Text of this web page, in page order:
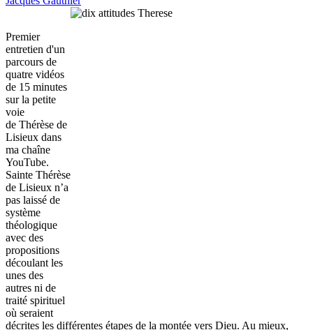
Premier
entretien d'un
parcours de
quatre vidéos
de 15 minutes
sur la petite
voie
de Thérèse de
Lisieux dans
ma chaîne
YouTube.
Sainte Thérèse
de Lisieux n’a
pas laissé de
système
théologique
avec des
propositions
découlant les
unes des
autres ni de
traité spirituel
où seraient
décrites les différentes étapes de la montée vers Dieu. Au mieux,